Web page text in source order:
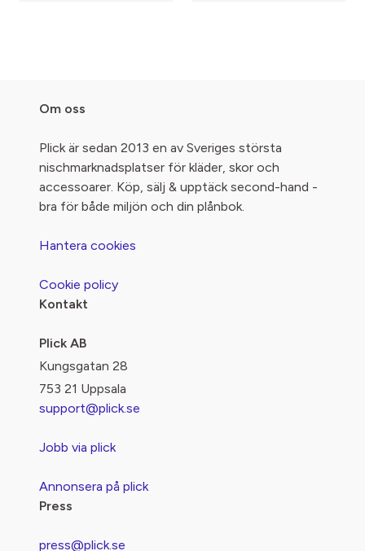
Om oss
Plick är sedan 2013 en av Sveriges största
nischmarknadsplatser för kläder, skor och
accessoarer. Köp, sälj & upptäck second-hand -
bra för både miljön och din plånbok.
Hantera cookies
Cookie policy
Kontakt
Plick AB
Kungsgatan 28
753 21 Uppsala
support@plick.se
Jobb via plick
Annonsera på plick
Press
press@plick.se